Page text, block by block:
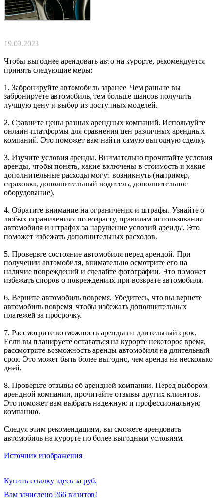
19.09.2023
Чтобы выгоднее арендовать авто на курорте, рекомендуется
принять следующие меры:
1. Забронируйте автомобиль заранее. Чем раньше вы
забронируете автомобиль, тем больше шансов получить
лучшую цену и выбор из доступных моделей.
2. Сравните цены разных арендных компаний. Используйте
онлайн-платформы для сравнения цен различных арендных
компаний. Это поможет вам найти самую выгодную сделку.
3. Изучите условия аренды. Внимательно прочитайте условия
аренды, чтобы понять, какие включены в стоимость и какие
дополнительные расходы могут возникнуть (например,
страховка, дополнительный водитель, дополнительное
оборудование).
4. Обратите внимание на ограничения и штрафы. Узнайте о
любых ограничениях по возрасту, правилам использования
автомобиля и штрафах за нарушение условий аренды. Это
поможет избежать дополнительных расходов.
5. Проверьте состояние автомобиля перед арендой. При
получении автомобиля, внимательно осмотрите его на
наличие повреждений и сделайте фотографии. Это поможет
избежать споров о повреждениях при возврате автомобиля.
6. Верните автомобиль вовремя. Убедитесь, что вы вернете
автомобиль вовремя, чтобы избежать дополнительных
платежей за просрочку.
7. Рассмотрите возможность аренды на длительный срок.
Если вы планируете оставаться на курорте некоторое время,
рассмотрите возможность аренды автомобиля на длительный
срок. Это может быть более выгодно, чем аренда на несколько
дней.
8. Проверьте отзывы об арендной компании. Перед выбором
арендной компании, прочитайте отзывы других клиентов.
Это поможет вам выбрать надежную и профессиональную
компанию.
Следуя этим рекомендациям, вы сможете арендовать
автомобиль на курорте по более выгодным условиям.
Источник изображения
Купить ссылку здесь за руб.
Вам зачислено 266 визитов!